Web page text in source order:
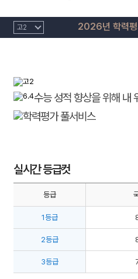
2026년 학력
수능 성적 향상을 위해 내
실시간 등급컷
등급
1등급
2등급
3등급